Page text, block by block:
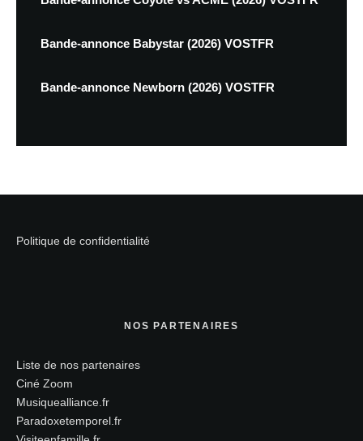
Bande-annonce Babystar (2026) VOSTFR
Bande-annonce Newborn (2026) VOSTFR
Politique de confidentialité
NOS PARTENAIRES
Liste de nos partenaires
Ciné Zoom
Musiquealliance.fr
Paradoxetemporel.fr